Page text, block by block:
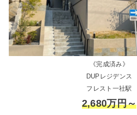
《完成済み》
DUPレジデンス
フレスト一社駅
2,680万円～